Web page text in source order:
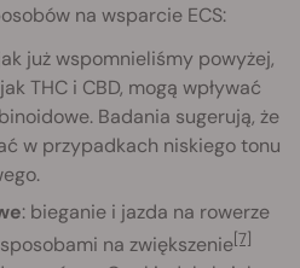
na wsparcie ECS:
już wspomnieliśmy powyżej,
THC i CBD, mogą wpływać
Badania sugerują, że
w przypadkach niskiego tonu
: bieganie i jazda na rowerze
na zwiększenie[7]